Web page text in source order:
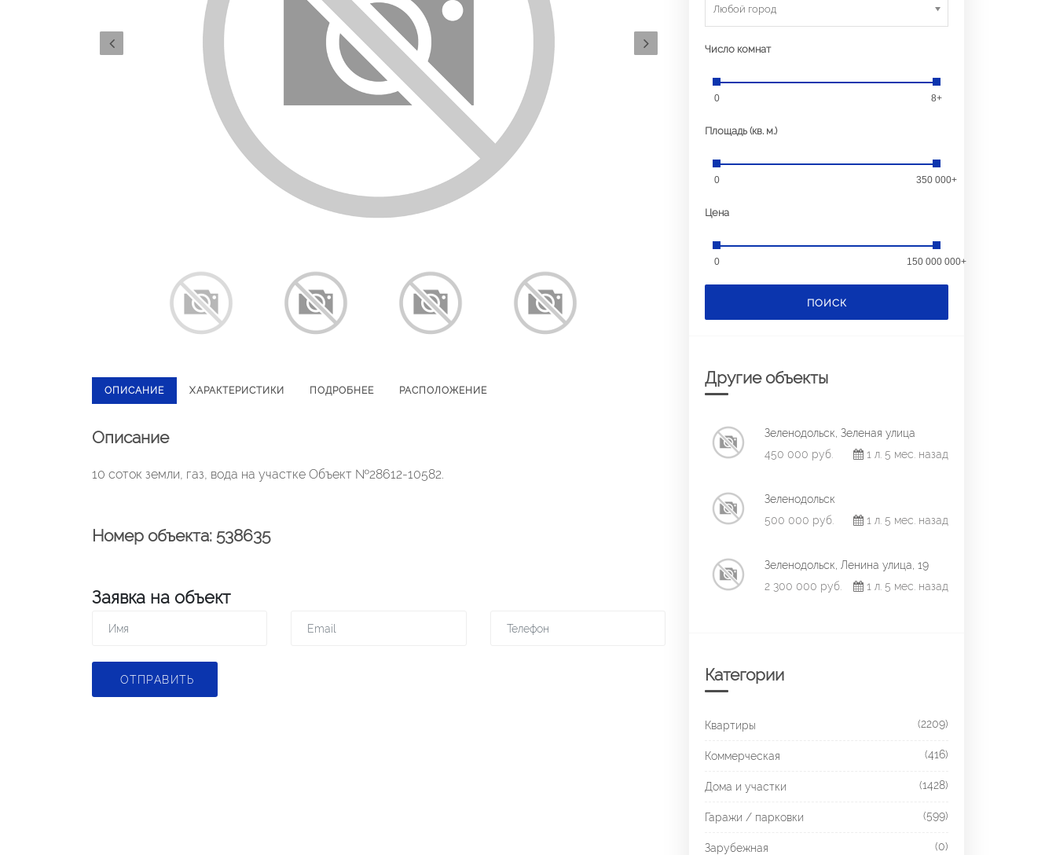
ОПИСАНИЕ ХАРАКТЕРИСТИКИ ПОДРОБНЕЕ РАСПОЛОЖЕНИЕ
Описание
10 соток земли, газ, вода на участке Объект №28612-10582.
Номер объекта: 538635
Заявка на объект
ОТПРАВИТЬ
Любой город
Число комнат
0 8+
Площадь (кв. м.)
0 350 000+
Цена
0 150 000 000+
ПОИСК
Другие объекты
Зеленодольск, Зеленая улица
450 000 руб.
1 л. 5 мес. назад
Зеленодольск
500 000 руб.
1 л. 5 мес. назад
Зеленодольск, Ленина улица, 19
2 300 000 руб.
1 л. 5 мес. назад
Категории
Квартиры (2209)
Коммерческая (416)
Дома и участки (1428)
Гаражи / парковки (599)
Зарубежная (0)